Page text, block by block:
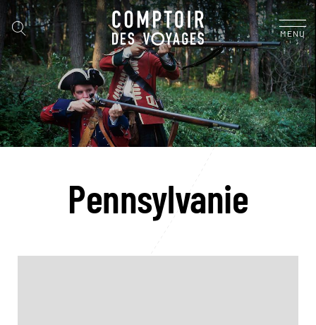
MENU
Pennsylvanie